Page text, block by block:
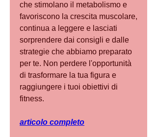
che stimolano il metabolismo e
favoriscono la crescita muscolare,
continua a leggere e lasciati
sorprendere dai consigli e dalle
strategie che abbiamo preparato
per te. Non perdere l'opportunità
di trasformare la tua figura e
raggiungere i tuoi obiettivi di
fitness.
articolo completo